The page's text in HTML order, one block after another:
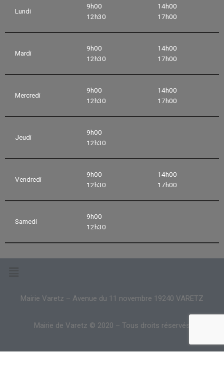
Lundi
9h00
12h30
14h00
17h00
Mardi
9h00
12h30
14h00
17h00
Mercredi
9h00
12h30
14h00
17h00
Jeudi
9h00
12h30
Vendredi
9h00
12h30
14h00
17h00
Samedi
9h00
12h30
Mairie Varetz – Avenue du 11 novembre 19240 VARETZ
Mairie de Varetz © 2020 – Tous droits réservés